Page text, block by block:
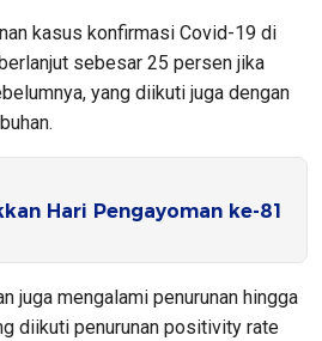
kasus konfirmasi Covid-19 di
sebesar 25 persen jika
yang diikuti juga dengan
Hari Pengayoman ke-81
juga mengalami penurunan hingga
diikuti penurunan positivity rate